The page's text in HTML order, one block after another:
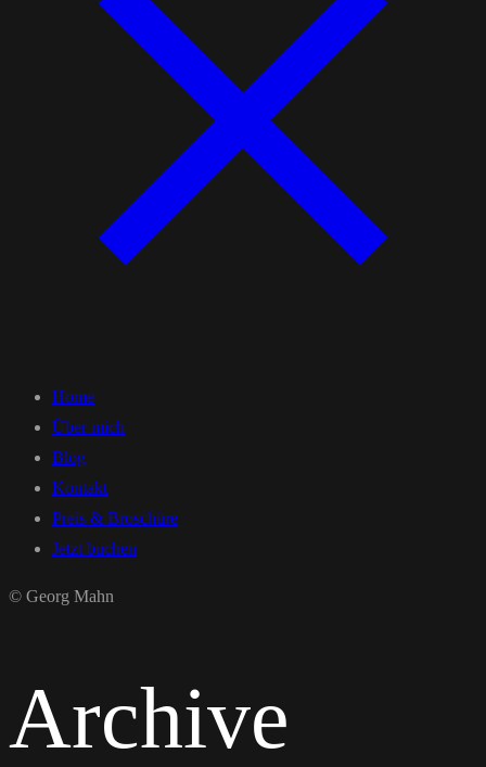
Home
Über mich
Blog
Kontakt
Preis & Broschüre
Jetzt buchen
© Georg Mahn
Archive